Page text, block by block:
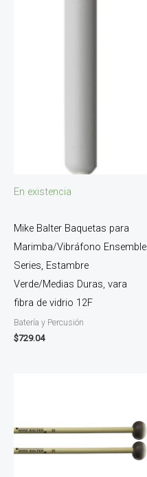
En existencia
Mike Balter Baquetas para
Marimba/Vibráfono Ensemble
Series, Estambre
Verde/Medias Duras, vara
fibra de vidrio 12F
Batería y Percusión
$729.04